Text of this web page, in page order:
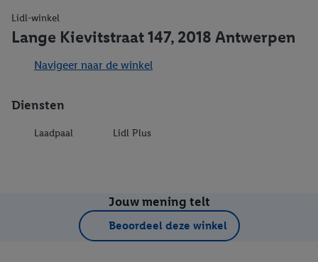
Lidl-winkel
Lange Kievitstraat 147, 2018 Antwerpen
Navigeer naar de winkel
Diensten
Laadpaal Lidl Plus
Jouw mening telt
Beoordeel deze winkel